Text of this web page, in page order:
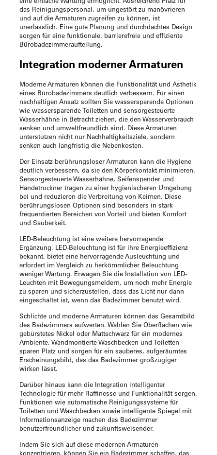
das Reinigungspersonal, um ungestört zu manövrieren
und auf die Armaturen zugreifen zu können, ist
unerlässlich. Eine gute Planung und durchdachtes Design
sorgen für eine funktionale, barrierefreie und effiziente
Bürobadezimmeraufteilung.
Integration moderner Armaturen
Moderne Armaturen können die Funktionalität und Ästhetik
eines Bürobadezimmers deutlich verbessern. Für einen
nachhaltigen Ansatz sollten Sie wassersparende Optionen
wie wassersparende Toiletten und sensorgesteuerte
Wasserhähne in Betracht ziehen, die den Wasserverbrauch
senken und umweltfreundlich sind. Diese Armaturen
unterstützen nicht nur Nachhaltigkeitsziele, sondern
senken auch langfristig die Nebenkosten.
Der Einsatz berührungsloser Armaturen kann die Hygiene
deutlich verbessern, da sie den Körperkontakt minimieren.
Sensorgesteuerte Wasserhähne, Seifenspender und
Händetrockner tragen zu einer hygienischeren Umgebung
bei und reduzieren die Verbreitung von Keimen. Diese
berührungslosen Optionen sind besonders in stark
frequentierten Bereichen von Vorteil und bieten Komfort
und Sauberkeit.
LED-Beleuchtung ist eine weitere hervorragende
Ergänzung. LED-Beleuchtung ist für ihre Energieeffizienz
bekannt, bietet eine hervorragende Ausleuchtung und
erfordert im Vergleich zu herkömmlicher Beleuchtung
weniger Wartung. Erwägen Sie die Installation von LED-
Leuchten mit Bewegungsmeldern, um noch mehr Energie
zu sparen und sicherzustellen, dass das Licht nur dann
eingeschaltet ist, wenn das Badezimmer benutzt wird.
Schlichte und moderne Armaturen können das Gesamtbild
des Badezimmers aufwerten. Wählen Sie Oberflächen wie
gebürstetes Nickel oder Mattschwarz für ein modernes
Ambiente. Wandmontierte Waschbecken und Toiletten
sparen Platz und sorgen für ein sauberes, aufgeräumtes
Erscheinungsbild, das das Badezimmer großzügiger
wirken lässt.
Darüber hinaus kann die Integration intelligenter
Technologie für mehr Raffinesse und Funktionalität sorgen.
Funktionen wie automatische Reinigungssysteme für
Toiletten und Waschbecken sowie intelligente Spiegel mit
Informationsanzeige machen das Badezimmer
benutzerfreundlicher und zukunftsweisender.
Indem Sie sich auf diese modernen Armaturen
konzentrieren, können Sie ein Badezimmer schaffen, das